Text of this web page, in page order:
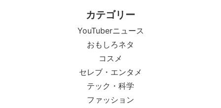
カテゴリー
YouTuberニュース
おもしろネタ
コスメ
セレブ・エンタメ
テック・科学
ファッション